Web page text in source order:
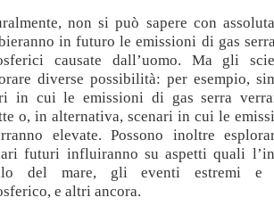
non si può sapere con
in futuro le emissioni di gas
causate dall’uomo. Ma gli
diverse possibilità: per esempio,
in cui le emissioni di gas serra
o, in alternativa, scenari in cui le
elevate. Possono inoltre
futuri influiranno su aspetti quali
del mare, gli eventi estremi e
e altri ancora.